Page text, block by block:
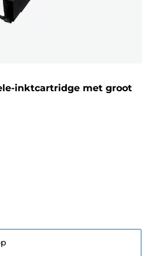
inktcartridge met groot